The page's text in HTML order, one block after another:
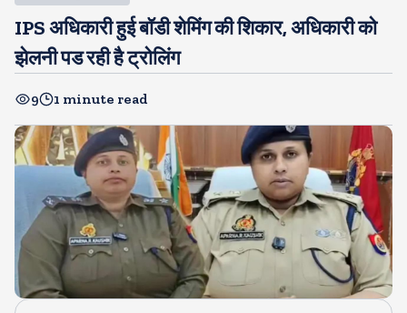
IPS अधिकारी हुई बॉडी शेमिंग की शिकार, अधिकारी को
झेलनी पड रही है ट्रोलिंग
9 1 minute read